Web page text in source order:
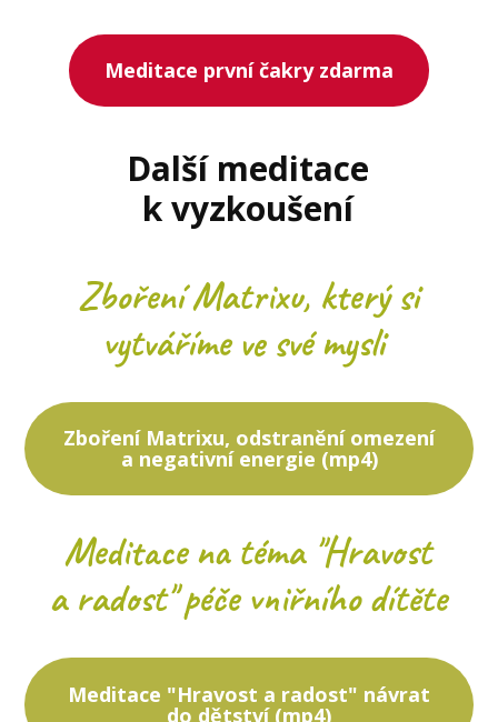
Meditace první čakry zdarma
Další meditace
k vyzkoušení
Zboření Matrixu, který si
vytváříme ve své mysli
Zboření Matrixu, odstranění omezení
a negativní energie (mp4)
Meditace na téma "Hravost
a radost" péče vniřního dítěte
Meditace "Hravost a radost" návrat
do dětství (mp4)